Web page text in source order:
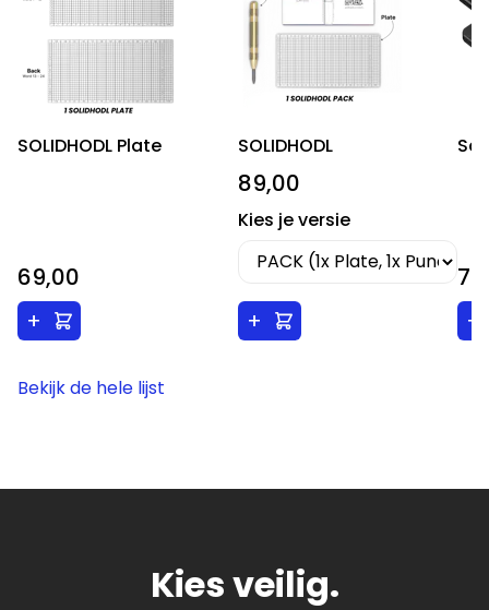
SOLIDHODL Plate
69,00
+
SOLIDHODL
89,00
Kies je versie
+
+
Bekijk de hele lijst
Kies veilig.